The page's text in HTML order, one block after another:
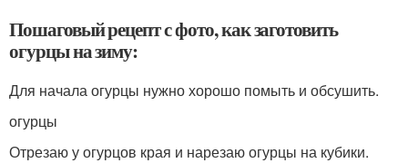
Пошаговый рецепт с фото, как заготовить
огурцы на зиму:
Для начала огурцы нужно хорошо помыть и обсушить.
огурцы
Отрезаю у огурцов края и нарезаю огурцы на кубики.